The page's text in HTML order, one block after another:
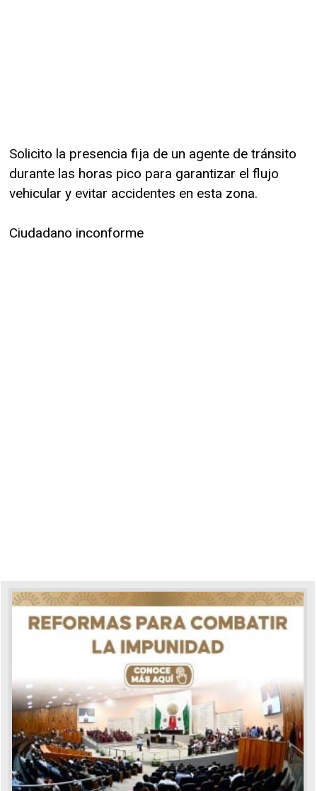
Solicito la presencia fija de un agente de tránsito
durante las horas pico para garantizar el flujo
vehicular y evitar accidentes en esta zona.
Ciudadano inconforme